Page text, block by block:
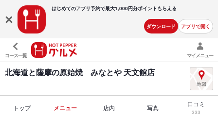
はじめてのアプリ予約で最大1,000円分ポイントもらえる
ダウンロード アプリで開く
コース一覧 マイメニュー
北海道と薩摩の原始焼 みなとや 天文館店
トップ メニュー 店内 写真 口コミ
333